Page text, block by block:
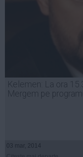
Kelemen: La ora
Mergem pe
03 mar, 2014